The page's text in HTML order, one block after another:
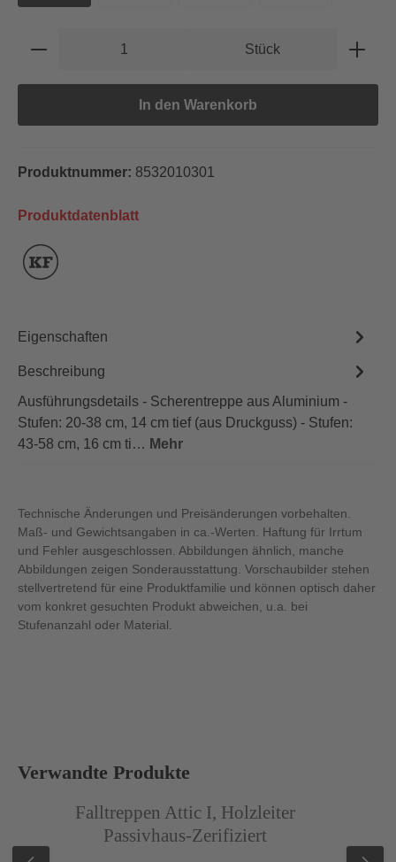
Produkt Anzahl: Gib den gewünschten
Stück
In den Warenkorb
Produktnummer: 8532010301
Produktdatenblatt
Eigenschaften
Beschreibung
Ausführungsdetails - Scherentreppe aus Aluminium -
Stufen: 20-38 cm, 14 cm tief (aus Druckguss) - Stufen:
43-58 cm, 16 cm ti… Mehr
Technische Änderungen und Preisänderungen vorbehalten.
Maß- und Gewichtsangaben in ca.-Werten. Haftung für Irrtum
und Fehler ausgeschlossen. Abbildungen ähnlich, manche
Abbildungen zeigen Sonderausstattung. Vorschaubilder stehen
stellvertretend für eine Produktfamilie und können optisch daher
vom konkret gesuchten Produkt abweichen, u.a. bei
Stufenanzahl oder Material.
Produktgalerie überspringen
Verwandte Produkte
Falltreppen Attic I, Holzleiter
Passivhaus-Zerifiziert